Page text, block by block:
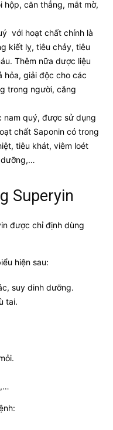
hộp, căn thẳng, mắt mờ,
với hoạt chất chính là
kiết lỵ, tiêu chảy, tiêu
Thêm nữa dược liệu
hỏa, giải độc cho các
trong người, căng
nam quý, được sử dụng
chất Saponin có trong
tiêu khát, viêm loét
dưỡng,…
Superyin
được chỉ định dùng
hiện sau:
suy dinh dưỡng.
tai.